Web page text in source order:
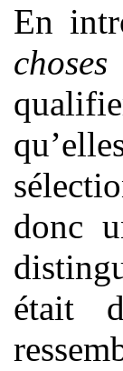
En
choses
donc
était